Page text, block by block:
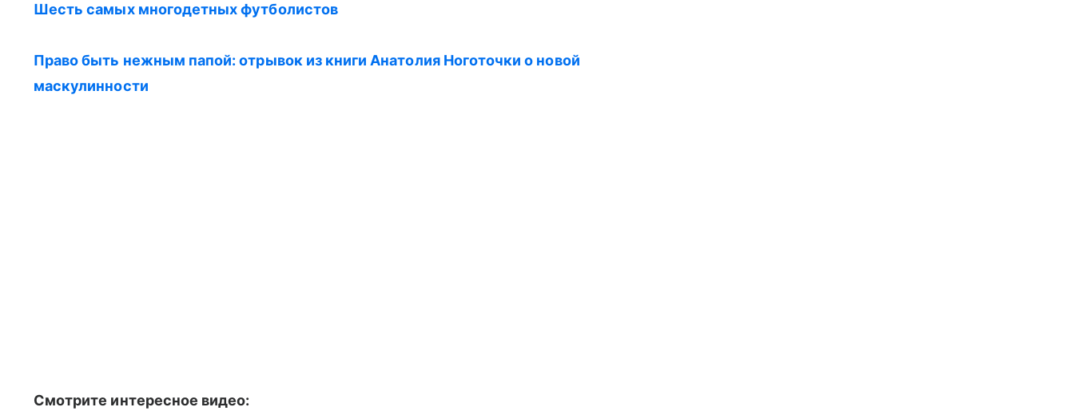
Шесть самых многодетных футболистов
Право быть нежным папой: отрывок из книги Анатолия Ноготочки о новой
маскулинности
Смотрите интересное видео: